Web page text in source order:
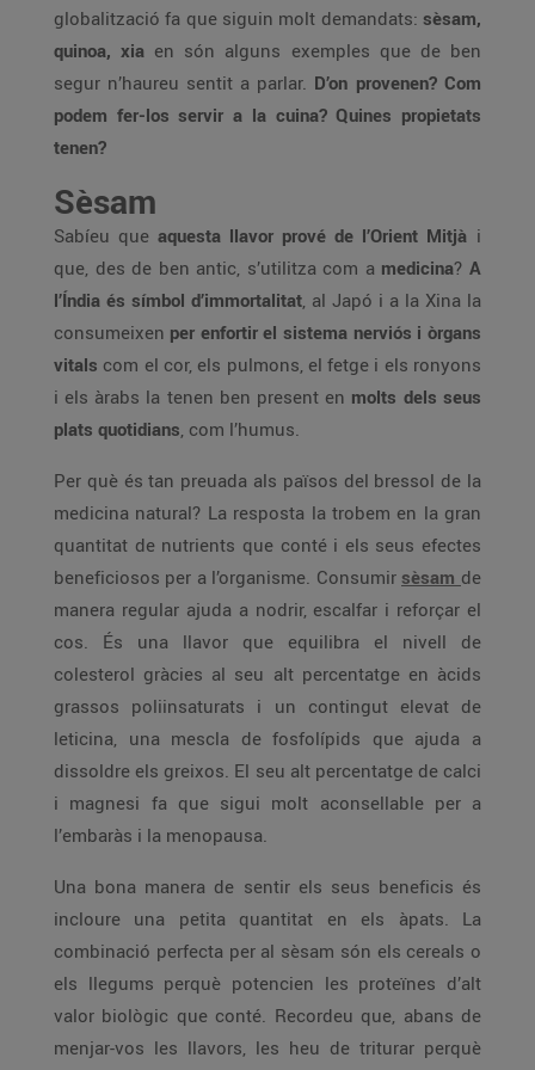
globalització fa que siguin molt demandats: sèsam,
quinoa, xia en són alguns exemples que de ben
segur n’haureu sentit a parlar. D’on provenen? Com
podem fer-los servir a la cuina? Quines propietats
tenen?
Sèsam
Sabíeu que aquesta llavor prové de l’Orient Mitjà i
que, des de ben antic, s’utilitza com a medicina? A
l’Índia és símbol d’immortalitat, al Japó i a la Xina la
consumeixen per enfortir el sistema nerviós i òrgans
vitals com el cor, els pulmons, el fetge i els ronyons
i els àrabs la tenen ben present en molts dels seus
plats quotidians, com l’humus.
Per què és tan preuada als països del bressol de la
medicina natural? La resposta la trobem en la gran
quantitat de nutrients que conté i els seus efectes
beneficiosos per a l’organisme. Consumir sèsam de
manera regular ajuda a nodrir, escalfar i reforçar el
cos. És una llavor que equilibra el nivell de
colesterol gràcies al seu alt percentatge en àcids
grassos poliinsaturats i un contingut elevat de
leticina, una mescla de fosfolípids que ajuda a
dissoldre els greixos. El seu alt percentatge de calci
i magnesi fa que sigui molt aconsellable per a
l’embaràs i la menopausa.
Una bona manera de sentir els seus beneficis és
incloure una petita quantitat en els àpats. La
combinació perfecta per al sèsam són els cereals o
els llegums perquè potencien les proteïnes d’alt
valor biològic que conté. Recordeu que, abans de
menjar-vos les llavors, les heu de triturar perquè